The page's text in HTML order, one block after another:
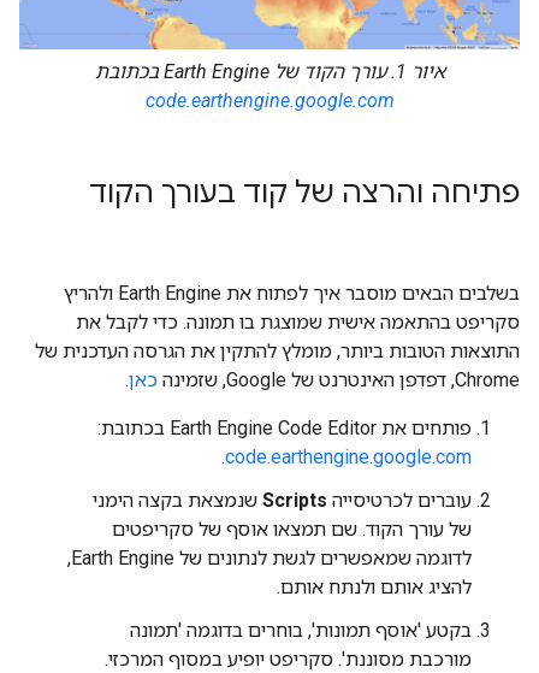
איור 1. עורך הקוד של Earth Engine בכתובת
code.earthengine.google.com
פתיחה והרצה של קוד בעורך הקוד
בשלבים הבאים מוסבר איך לפתוח את Earth Engine ולהריץ
סקריפט בהתאמה אישית שמוצגת בו תמונה. כדי לקבל את
התוצאות הטובות ביותר, מומלץ להתקין את הגרסה העדכנית של
Chrome, דפדפן האינטרנט של Google, שזמינה
כאן.
פותחים את Earth Engine Code Editor בכתובת:
code.earthengine.google.com
.
עוברים לכרטיסייה Scripts שנמצאת בקצה הימני
של עורך הקוד. שם תמצאו אוסף של סקריפטים
לדוגמה שמאפשרים לגשת לנתונים של Earth Engine,
להציג אותם ולנתח אותם.
בקטע 'אוסף תמונות', בוחרים בדוגמה 'תמונה
מורכבת מסוננת'. סקריפט יופיע במסוף המרכזי.